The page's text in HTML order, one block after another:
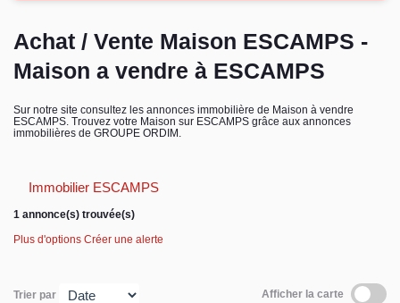
Vendre
Immobilier pro
Syndic
Espace client
Achat / Vente Maison ESCAMPS -
Maison a vendre à ESCAMPS
Sur notre site consultez les annonces immobilière de Maison à vendre
ESCAMPS. Trouvez votre Maison sur ESCAMPS grâce aux annonces
immobilières de GROUPE ORDIM.
Immobilier ESCAMPS
1 annonce(s) trouvée(s)
Plus d'options Créer une alerte
Trier par Afficher la carte